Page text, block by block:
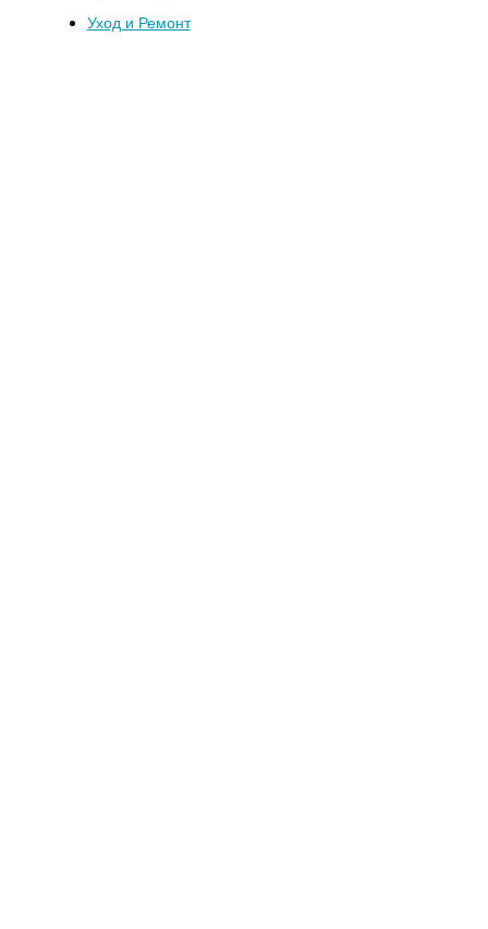
Уход и Ремонт